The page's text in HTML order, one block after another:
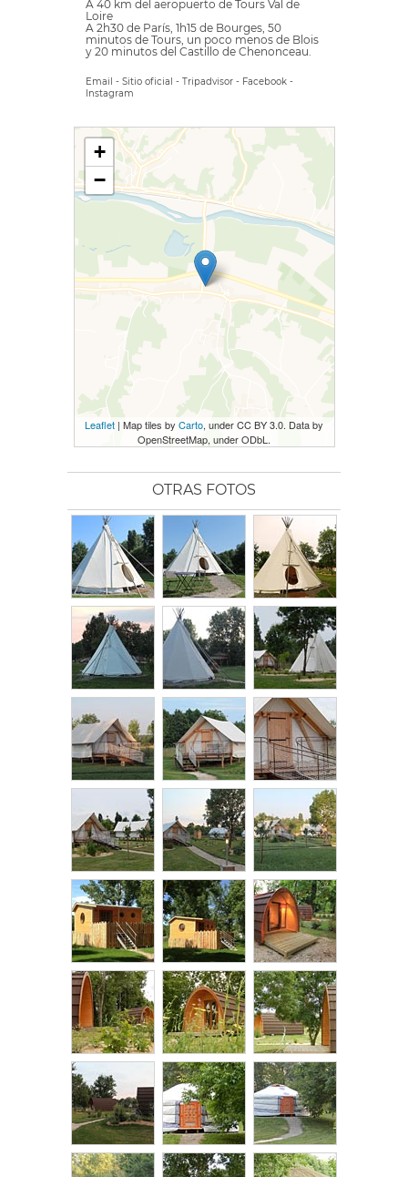
A 40 km del aeropuerto de Tours Val de
Loire
A 2h30 de París, 1h15 de Bourges, 50
minutos de Tours, un poco menos de Blois
y 20 minutos del Castillo de Chenonceau.
Email - Sitio oficial - Tripadvisor - Facebook -
Instagram
+
−
Leaflet | Map tiles by Carto, under CC BY 3.0. Data by
OpenStreetMap, under ODbL.
OTRAS FOTOS